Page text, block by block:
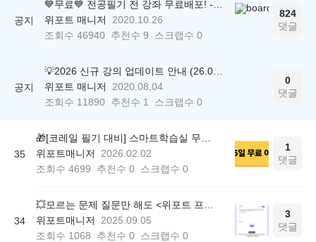
공지
위포트 매니저
2020.10.26
조회수 46940 추천수 9 스크랩수 0
824
댓글
공지
위포트 매니저
2020.08.04
조회수 11890 추천수 1 스크랩수 0
0
댓글
35
위포트매니저
2026.02.02
조회수 4699 추천수 0 스크랩수 0
1
댓글
34
위포트매니저
2025.09.05
조회수 1068 추천수 0 스크랩수 0
3
댓글